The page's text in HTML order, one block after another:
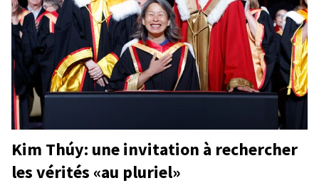
Kim Thúy: une invitation à rechercher
les vérités «au pluriel»